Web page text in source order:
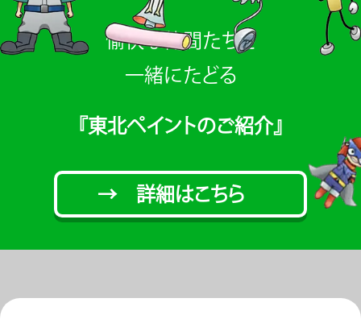
愉快な仲間たちと
一緒にたどる
『東北ペイントのご紹介』
→ 詳細はこちら